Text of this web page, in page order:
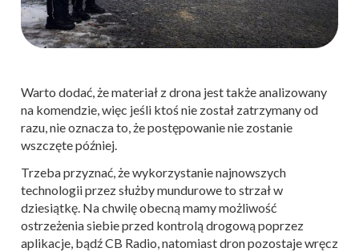
Warto dodać, że materiał z drona jest także analizowany
na komendzie, więc jeśli ktoś nie został zatrzymany od
razu, nie oznacza to, że postępowanie nie zostanie
wszczęte później.
Trzeba przyznać, że wykorzystanie najnowszych
technologii przez służby mundurowe to strzał w
dziesiątkę. Na chwilę obecną mamy możliwość
ostrzeżenia siebie przed kontrolą drogową poprzez
aplikacje, bądź CB Radio, natomiast dron pozostaje wręcz